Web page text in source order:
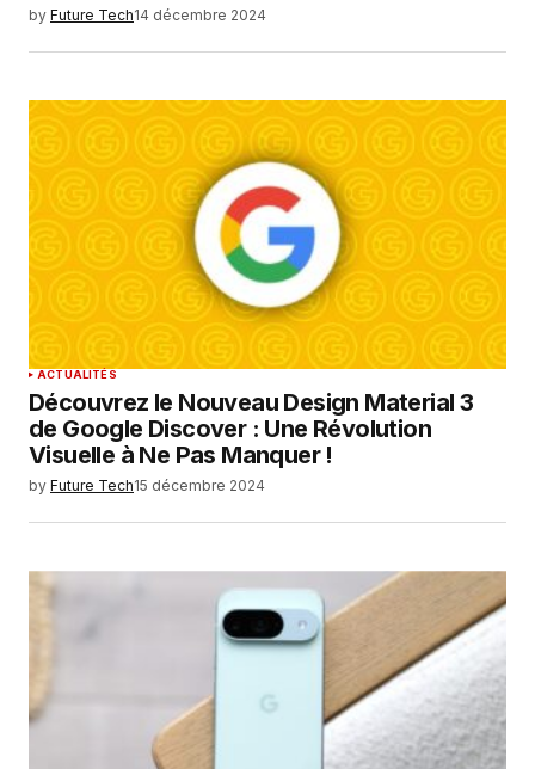
by Future Tech14 décembre 2024
ACTUALITÉS
Découvrez le Nouveau Design Material 3
de Google Discover : Une Révolution
Visuelle à Ne Pas Manquer !
by Future Tech15 décembre 2024